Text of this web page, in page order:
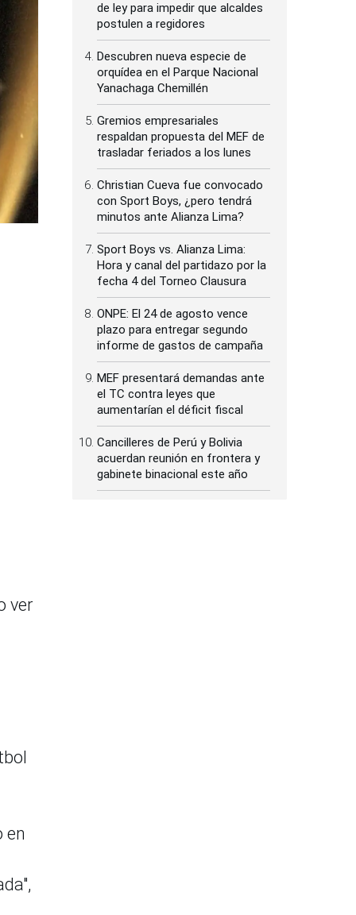
ver
en
de ley para impedir que alcaldes
postulen a regidores
Descubren nueva especie de
orquídea en el Parque Nacional
Yanachaga Chemillén
Gremios empresariales
respaldan propuesta del MEF de
trasladar feriados a los lunes
Christian Cueva fue convocado
con Sport Boys, ¿pero tendrá
minutos ante Alianza Lima?
Sport Boys vs. Alianza Lima:
Hora y canal del partidazo por la
fecha 4 del Torneo Clausura
ONPE: El 24 de agosto vence
plazo para entregar segundo
informe de gastos de campaña
MEF presentará demandas ante
el TC contra leyes que
aumentarían el déficit fiscal
Cancilleres de Perú y Bolivia
acuerdan reunión en frontera y
gabinete binacional este año